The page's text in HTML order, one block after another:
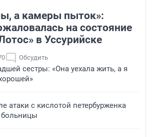
а камеры пыток»:
на состояние
в Уссурийске
Обсудить
сестры: «Она уехала жить, а я
атаки с кислотой петербурженка